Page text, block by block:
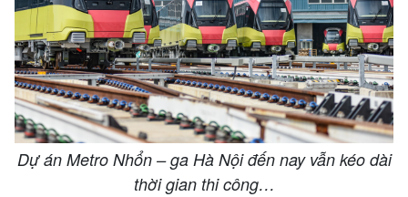
Dự án Metro Nhổn – ga Hà Nội đến nay vẫn kéo dài
thời gian thi công…